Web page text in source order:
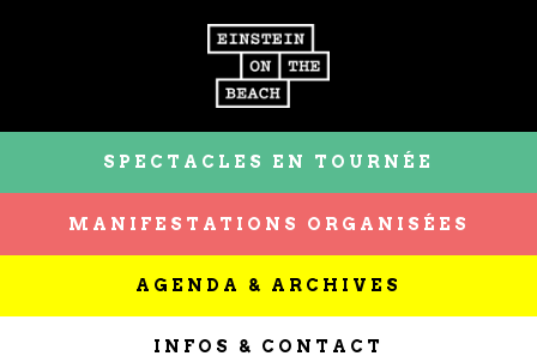
SPECTACLES EN TOURNÉE
MANIFESTATIONS ORGANISÉES
AGENDA & ARCHIVES
INFOS & CONTACT